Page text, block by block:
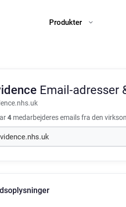
Produkter
Email-adresser
4 medarbejderes emails fra den